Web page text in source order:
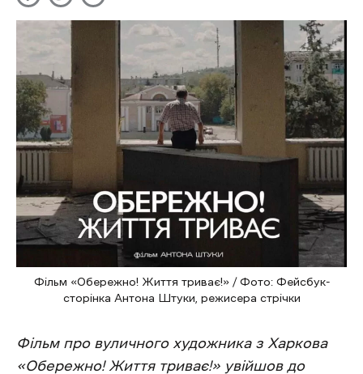
Фільм «Обережно! Життя триває!» / Фото: Фейсбук-
сторінка Антона Штуки, режисера стрічки
Фільм про вуличного художника з Харкова
«Обережно! Життя триває!» увійшов до